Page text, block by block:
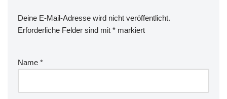
Deine E-Mail-Adresse wird nicht veröffentlicht.
Erforderliche Felder sind mit * markiert
Name *